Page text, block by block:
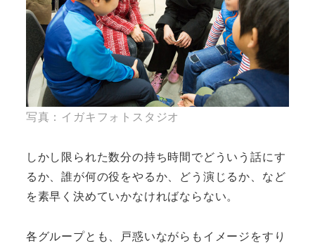
写真：イガキフォトスタジオ
しかし限られた数分の持ち時間でどういう話にす
るか、誰が何の役をやるか、どう演じるか、など
を素早く決めていかなければならない。
各グループとも、戸惑いながらもイメージをすり